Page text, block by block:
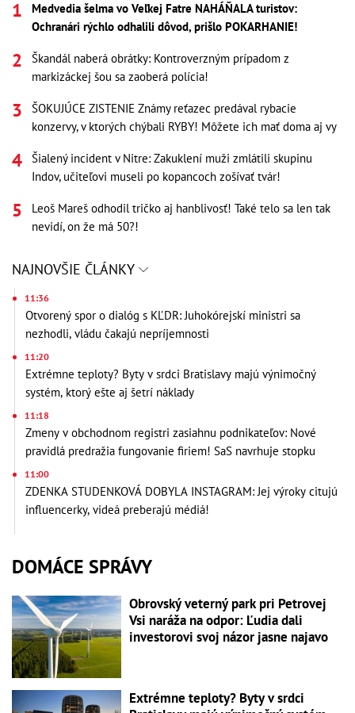
Medvedia šelma vo Veľkej Fatre NAHÁŇALA turistov:
Ochranári rýchlo odhalili dôvod, prišlo POKARHANIE!
Škandál naberá obrátky: Kontroverzným prípadom z
markizáckej šou sa zaoberá polícia!
ŠOKUJÚCE ZISTENIE Známy reťazec predával rybacie
konzervy, v ktorých chýbali RYBY! Môžete ich mať doma aj vy
Šialený incident v Nitre: Zakuklení muži zmlátili skupinu
Indov, učiteľovi museli po kopancoch zošívať tvár!
Leoš Mareš odhodil tričko aj hanblivosť! Také telo sa len tak
nevidí, on že má 50?!
NAJNOVŠIE ČLÁNKY
11:36
Otvorený spor o dialóg s KĽDR: Juhokórejskí ministri sa
nezhodli, vládu čakajú nepríjemnosti
11:20
Extrémne teploty? Byty v srdci Bratislavy majú výnimočný
systém, ktorý ešte aj šetrí náklady
11:18
Zmeny v obchodnom registri zasiahnu podnikateľov: Nové
pravidlá predražia fungovanie firiem! SaS navrhuje stopku
11:00
ZDENKA STUDENKOVÁ DOBYLA INSTAGRAM: Jej výroky citujú
influencerky, videá preberajú médiá!
DOMÁCE SPRÁVY
Obrovský veterný park pri Petrovej
Vsi naráža na odpor: Ľudia dali
investorovi svoj názor jasne najavo
Extrémne teploty? Byty v srdci